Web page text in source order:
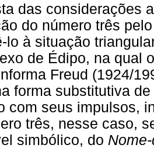
das considerações
do número três
lo à situação
de Édipo, na qual
Freud (1924/
forma substitutiva
com seus impulsos,
três, nesse caso,
simbólico, do